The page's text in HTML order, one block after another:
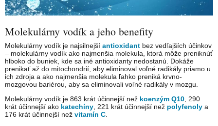
Molekulárny vodík a jeho benefity
Molekulárny vodík je najsilnejší antioxidant bez vedľajších účinkov
– molekulárny vodík ako najmenšia molekula, ktorá môže preniknúť
hlboko do buniek, kde sa iné antioxidanty nedostanú. Dokáže
prenikať až do mitochondrií, aby eliminoval voľné radikály priamo u
ich zdroja a ako najmenšia molekula ľahko preniká krvno-
mozgovou bariérou, aby sa eliminovali voľné radikály v mozgu.
Molekulárny vodík je 863 krát účinnejší než koenzým Q10 , 290
krát účinnejší ako katechíny , 221 krát účinnejší než polyfenoly a
176 krát účinnejší než vitamín C